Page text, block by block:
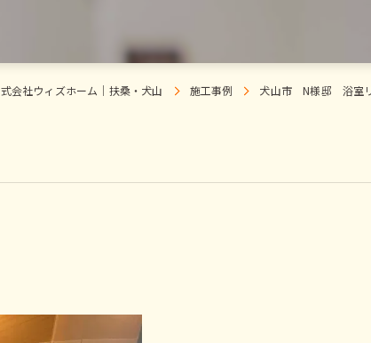
増改築
会社ウィズホーム｜扶桑・犬山 施工事例 犬山市 N様邸 浴室